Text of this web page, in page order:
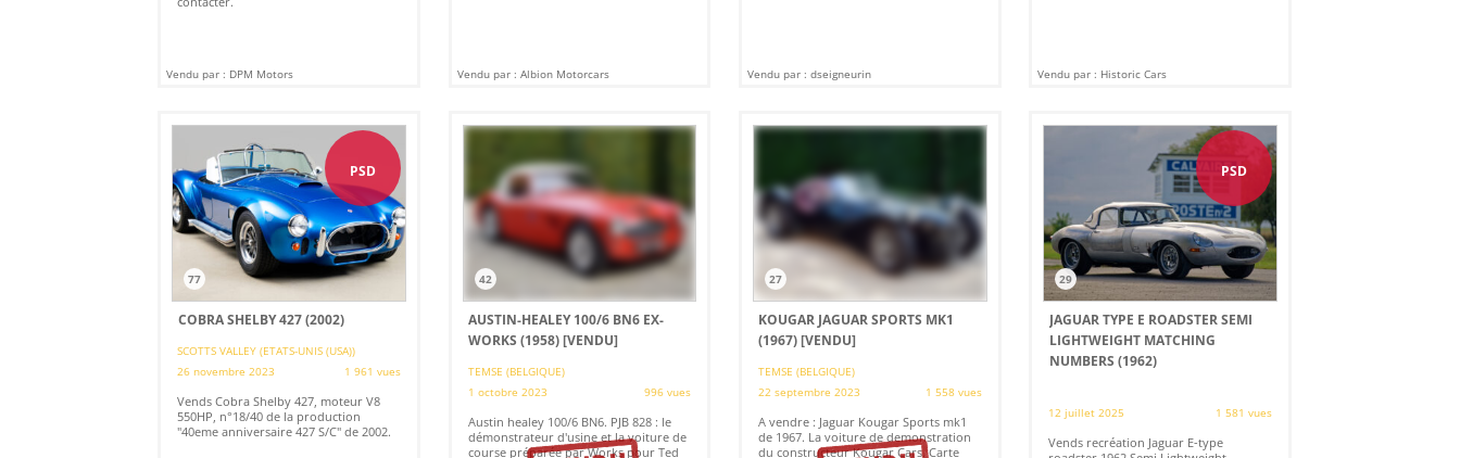
Vendu par : DPM Motors Vendu par : Albion Motorcars Vendu par : dseigneurin Vendu par : Historic Cars
PSD
77
COBRA SHELBY 427 (2002)
SCOTTS VALLEY (ETATS-UNIS (USA))
26 novembre 2023
1 961 vues
Vends Cobra Shelby 427, moteur V8
550HP, n°18/40 de la production
"40eme anniversaire 427 S/C" de 2002.
42
AUSTIN-HEALEY 100/6 BN6 EX-
WORKS (1958)[VENDU]
TEMSE (BELGIQUE)
1 octobre 2023
996 vues
Austin healey 100/6 BN6. PJB 828 : le
démonstrateur d'usine et la voiture de
course préparée par Works pour Ted
27
KOUGAR JAGUAR SPORTS MK1
(1967)[VENDU]
TEMSE (BELGIQUE)
22 septembre 2023
1 558 vues
A vendre : Jaguar Kougar Sports mk1
de 1967. La voiture de demonstration
du constructeur Kougar Cars. Carte
PSD
29
JAGUAR TYPE E ROADSTER SEMI
LIGHTWEIGHT MATCHING
NUMBERS (1962)
12 juillet 2025 1 581 vues
Vends recréation Jaguar E-type